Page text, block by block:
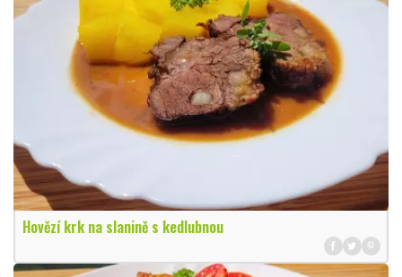
Hovězí krk na slanině s kedlubnou